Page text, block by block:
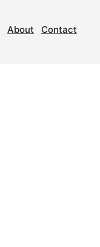
About Contact